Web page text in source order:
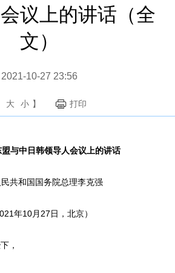
议上的讲话（全
文）
2021-10-27 23:56
大 小 】 打印
与中日韩领导人会议上的讲话
共和国国务院总理李克强
年10月27日，北京）
，